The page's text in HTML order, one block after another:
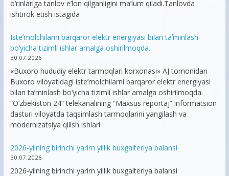
o’rinlariga tanlov e’lon qilganligini ma’lum qiladi.Tanlovda
ishtirok etish istagida
Isteʼmolchilarni barqaror elektr energiyasi bilan taʼminlash
bo‘yicha tizimli ishlar amalga oshirilmoqda.
30.07.2026
«Buxoro hududiy elektr tarmoqlari korxonasi» AJ tomonidan
Buxoro viloyatidagi isteʼmolchilarni barqaror elektr energiyasi
bilan taʼminlash bo‘yicha tizimli ishlar amalga oshirilmoqda.
“O’zbekiston 24” telekanalining “Maxsus reportaj” informatsion
dasturi viloyatda taqsimlash tarmoqlarini yangilash va
modernizatsiya qilish ishlari
2026-yilning birinchi yarim yillik buxgalteriya balansi
30.07.2026
2026-yilning birinchi yarim yillik buxgalteriya balansi